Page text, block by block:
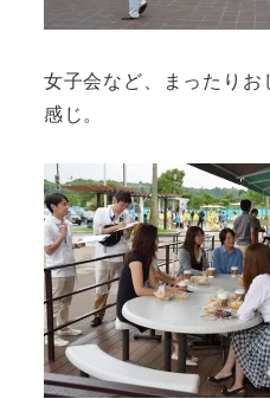
女子会など、まったり
感じ。